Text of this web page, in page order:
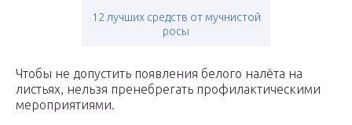
12 лучших средств от мучнистой
росы
Чтобы не допустить появления белого налёта на
листьях, нельзя пренебрегать профилактическими
мероприятиями.